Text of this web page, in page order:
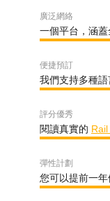
廣泛網絡
一個平台，涵蓋
便捷預訂
我們支持多種語
評分優秀
閱讀真實的
彈性計劃
您可以提前一年